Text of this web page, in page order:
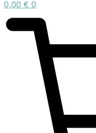
0,00 € 0